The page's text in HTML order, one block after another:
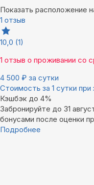
Показать расположение
1 отзыв
10,0 (1)
1 отзыв о проживании со
4 500 ₽ за сутки
Стоимость за 1 сутки при
Кэшбэк до 4%
Забронируйте до 31
бонусами после оценки
Подробнее